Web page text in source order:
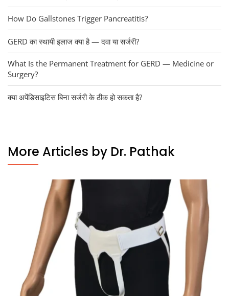
How Do Gallstones Trigger Pancreatitis?
GERD का स्थायी इलाज क्या है — दवा या सर्जरी?
What Is the Permanent Treatment for GERD — Medicine or
Surgery?
क्या अपेंडिसाइटिस बिना सर्जरी के ठीक हो सकता है?
More Articles by Dr. Pathak